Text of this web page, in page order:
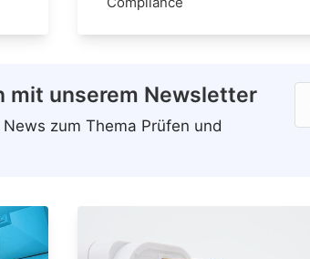
mit unserem Newsletter
zum Thema Prüfen und